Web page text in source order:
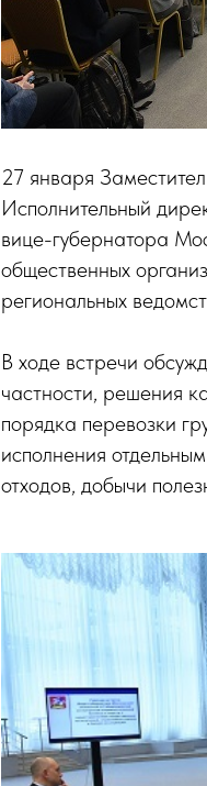
27 января
Исполнительный
вице-губернатора
общественных
региональных
В ходе встречи
частности, решения
порядка перевозки
исполнения
отходов, добычи